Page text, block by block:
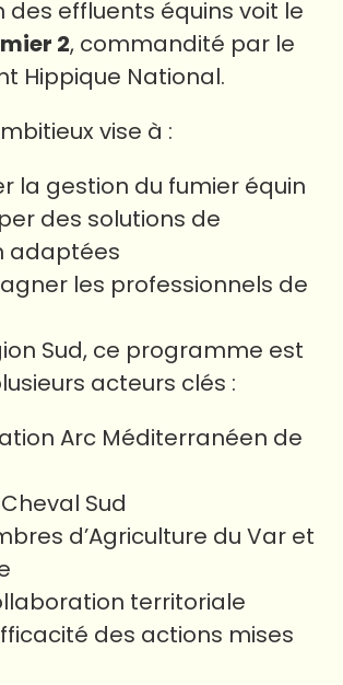
des effluents équins voit le
2, commandité par le
Hippique National.
vise à :
la gestion du fumier équin
des solutions de
adaptées
les professionnels de
Sud, ce programme est
acteurs clés :
Arc Méditerranéen de
Sud
d’Agriculture du Var et
territoriale
des actions mises